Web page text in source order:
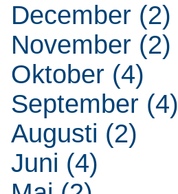
December (2)
November (2)
Oktober (4)
September (4)
Augusti (2)
Juni (4)